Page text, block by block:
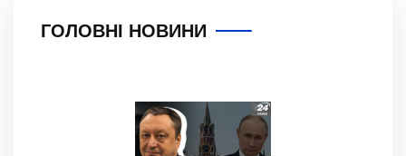
ГОЛОВНІ НОВИНИ